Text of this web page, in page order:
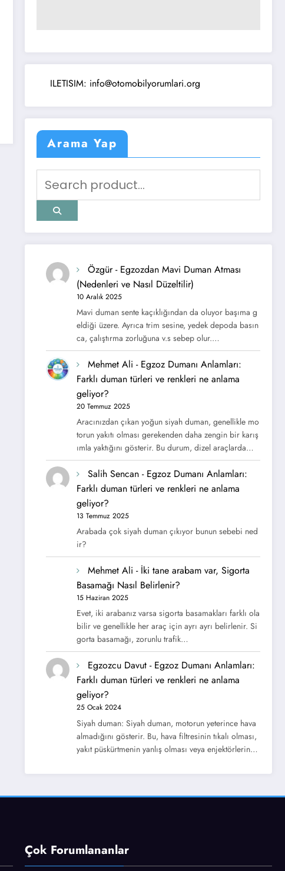
ILETISIM: info@otomobilyorumlari.org
Arama Yap
Özgür- Egzozdan Mavi Duman Atması
(Nedenleri ve Nasıl Düzeltilir)
10 Aralık 2025
Mavi duman sente kaçıklığından da oluyor başıma g
eldiği üzere. Ayrıca trim sesine, yedek depoda basın
ca, çalıştırma zorluğuna v.s sebep olur.…
Mehmet Ali - Egzoz Dumanı Anlamları:
Farklı duman türleri ve renkleri ne anlama
geliyor?
20 Temmuz 2025
Aracınızdan çıkan yoğun siyah duman, genellikle mo
torun yakıtı olması gerekenden daha zengin bir karış
ımla yaktığını gösterir. Bu durum, dizel araçlarda…
Salih Sencan - Egzoz Dumanı Anlamları:
Farklı duman türleri ve renkleri ne anlama
geliyor?
13 Temmuz 2025
Arabada çok siyah duman çıkıyor bunun sebebi ned
ir?
Mehmet Ali - İki tane arabam var, Sigorta
Basamağı Nasıl Belirlenir?
15 Haziran 2025
Evet, iki arabanız varsa sigorta basamakları farklı ola
bilir ve genellikle her araç için ayrı ayrı belirlenir. Si
gorta basamağı, zorunlu trafik…
Egzozcu Davut - Egzoz Dumanı Anlamları:
Farklı duman türleri ve renkleri ne anlama
geliyor?
25 Ocak 2024
Siyah duman: Siyah duman, motorun yeterince hava
almadığını gösterir. Bu, hava filtresinin tıkalı olması,
yakıt püskürtmenin yanlış olması veya enjektörlerin…
Çok Forumlananlar